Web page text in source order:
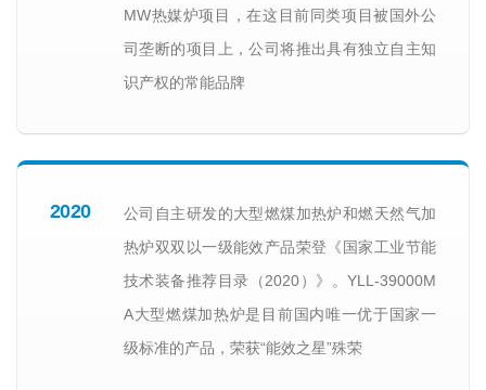
MW热媒炉项目，在这目前同类项目被国外公
司垄断的项目上，公司将推出具有独立自主知
识产权的常能品牌
2020
公司自主研发的大型燃煤加热炉和燃天然气加
热炉双双以一级能效产品荣登《国家工业节能
技术装备推荐目录（2020）》。YLL-39000M
A大型燃煤加热炉是目前国内唯一优于国家一
级标准的产品，荣获“能效之星”殊荣